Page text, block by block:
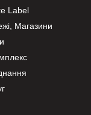
Label
Магазини